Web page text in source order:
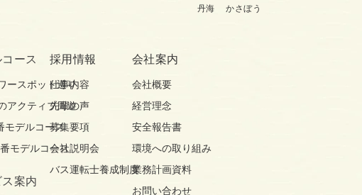
丹海 かさぼう
ース
ースポット巡り
アクティブ周遊
モデルコース
モデルコース
案内
採用情報
仕事内容
先輩の声
募集要項
会社説明会
バス運転士養成制度
会社案内
会社概要
経営理念
安全報告書
環境への取り組み
業務計画資料
お問い合わせ